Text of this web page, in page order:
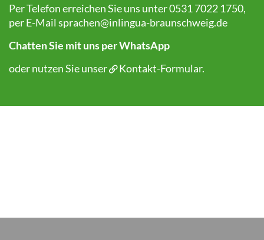
Per Telefon erreichen Sie uns unter 0531 7022 1750,
per E-Mail sprachen@inlingua-braunschweig.de
Chatten Sie mit uns per WhatsApp
oder nutzen Sie unser
Kontakt-Formular.